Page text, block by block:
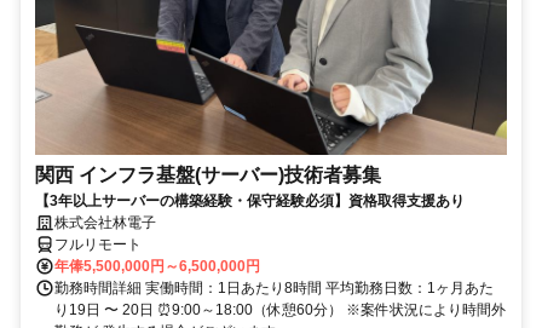
関西 インフラ基盤(サーバー)技術者募集
【3年以上サーバーの構築経験・保守経験必須】資格取得支援あり
株式会社林電子
フルリモート
年俸5,500,000円～6,500,000円
勤務時間詳細 実働時間：1日あたり8時間 平均勤務日数：1ヶ月あた
り19日 〜 20日 ⏰9:00～18:00（休憩60分） ※案件状況により時間外